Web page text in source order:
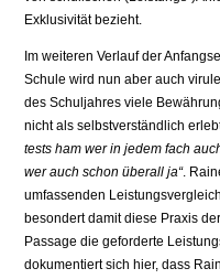
Exklusivität bezieht.
Im weiteren Verlauf der
Schule wird nun aber auch
des Schuljahres viele
nicht als selbstverständlich
tests ham wer in jedem fach
wer auch schon überall ja“.
umfassenden
besondert damit diese Praxis
Passage die geforderte
dokumentiert sich hier, dass